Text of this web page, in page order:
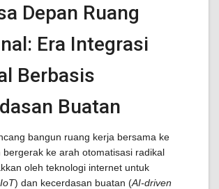
Depan Ruang
Era Integrasi
Berbasis
Buatan
bangun ruang kerja bersama ke
bergerak ke arah otomatisasi radikal
oleh teknologi internet untuk
IoT) dan kecerdasan buatan (AI-driven